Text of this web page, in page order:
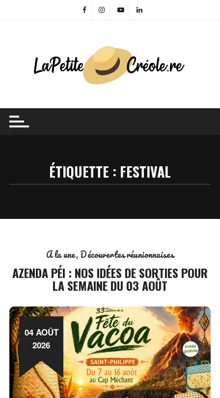
ÉTIQUETTE : FESTIVAL
A la une Découvertes réunionnaises
AZENDA PÉI : NOS IDÉES DE SORTIES POUR
LA SEMAINE DU 03 AOÛT
04 AOÛT
2026